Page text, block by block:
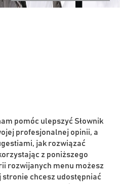
pomóc ulepszyć Słownik
profesjonalnej opinii, a
jak rozwiązać
z poniższego
rozwijanych menu możesz
stronie chcesz udostępniać